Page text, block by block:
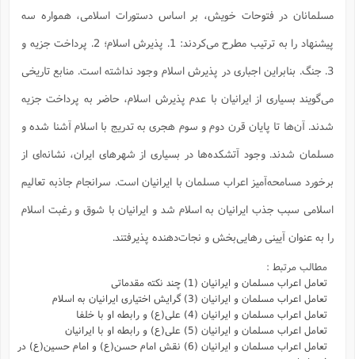
مسلمانان در فتوحات خویش،‌ بر اساس دستورات اسلامی، همواره سه
پیشنهاد را به ترتیب مطرح می‌کردند: 1. پذیرش اسلام؛ 2. پرداخت جزیه و
3. جنگ. بنابراین اجباری در پذیرش اسلام وجود نداشته است. منابع تاریخی
می‌گویند بسیاری از ایرانیان با عدم پذیرش اسلام، حاضر به پرداخت جزیه
شدند. آن‌ها تا پایان قرن دوم و سوم هجری به تدریج با اسلام آشنا شده و
مسلمان شدند. وجود آتشکده‌ها در بسیاری از شهرهای ایران، نشانه‌ای از
برخورد مسامحه‌آمیز اعراب مسلمان با ایرانیان است. سرانجام جاذبه تعالیم
اسلامی سبب جذب ایرانیان به اسلام شد و ایرانیان با شوق و رغبت اسلام
را به عنوان آیینی رهایی‌بخش و نجات‌دهنده پذیرفتند.
مطالب مرتبط :
تعامل اعراب مسلمان و ایرانیان (1) چند نکته مقدماتی
تعامل اعراب مسلمان و ایرانیان (3) گرایش اختیاری ایرانیان به اسلام
تعامل اعراب مسلمان و ایرانیان (4) علی(ع) و رابطه او با خلفا
تعامل اعراب مسلمان و ایرانیان (5) علی(ع) و رابطه‌ او با ایرانیان
تعامل اعراب مسلمان و ایرانیان (6) نقش امام حسن(ع) و امام حسین(ع) در